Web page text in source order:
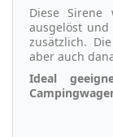
Diese
ausgelöst
zusätzlich.
aber auch
Ideal